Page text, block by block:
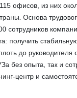
офисов, из них
Основа
сотрудников
получить
до
без опыта, так и
центр и